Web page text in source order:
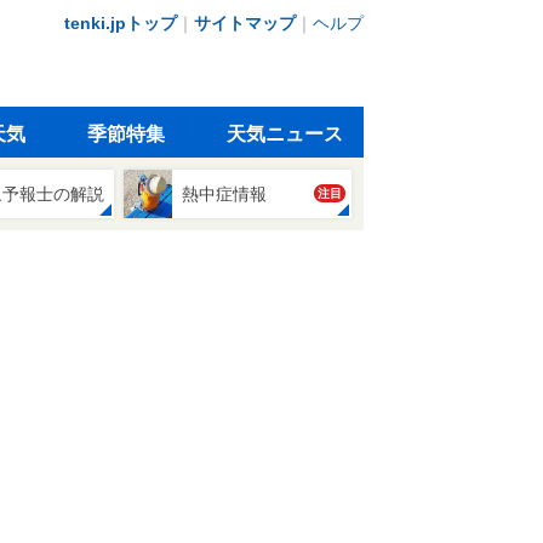
tenki.jpトップ｜ サイトマップ｜ ヘルプ
気 季節特集 天気ニュース
報士の解説 熱中症情報 注目